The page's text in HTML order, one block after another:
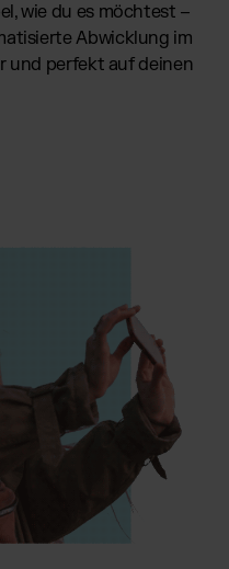
wie du es möchtest –
Abwicklung im
und perfekt auf deinen